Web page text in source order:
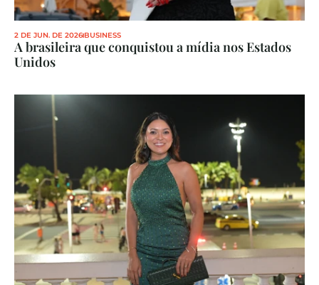
2 DE JUN. DE 2026 BUSINESS
A brasileira que conquistou a mídia nos Estados
Unidos